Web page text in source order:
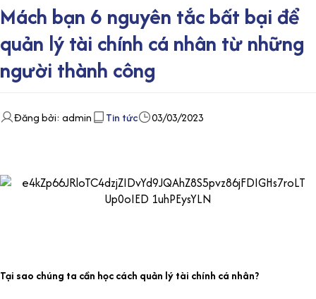
Mách bạn 6 nguyên tắc bất bại để
quản lý tài chính cá nhân từ những
người thành công
Đăng bởi: admin Tin tức 03/03/2023
Tại sao chúng ta cần học cách quản lý tài chính cá nhân?